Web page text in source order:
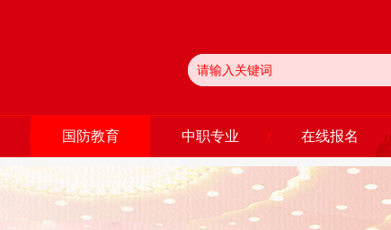
国防教育 中职专业 在线报名